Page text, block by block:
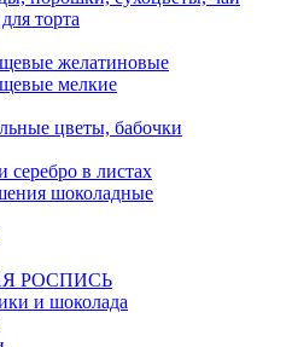
торта
желатиновые
мелкие
цветы, бабочки
серебро в листах
шоколадные
РОСПИСЬ
и шоколада